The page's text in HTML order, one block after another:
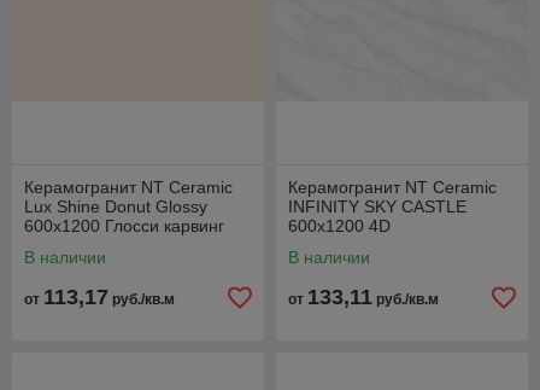
Керамогранит NT Ceramic
Lux Shine Donut Glossy
600x1200 Глосси карвинг
В наличии
от 113,17 руб./кв.м
Керамогранит NT Ceramic
INFINITY SKY CASTLE
600x1200 4D
В наличии
от 133,11 руб./кв.м